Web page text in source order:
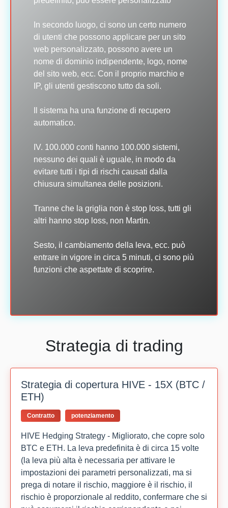
In secondo luogo, ci sono un certo numero
di utenti che possono applicare per un sito
web personalizzato, possono avere un
nome di dominio indipendente, logo, nome
del sito web, ecc. Con il proprio marchio e
IP, gli utenti gestiscono tutto da soli.
Il sistema ha una funzione di recupero
automatico.
IV. 100.000 conti hanno 100.000 sistemi,
nessuno dei quali è uguale, in modo da
evitare tutti i tipi di rischi causati dalla
chiusura simultanea delle posizioni.
Tranne che la griglia non è stop loss, tutti gli
altri hanno stop loss, non Martin.
Sesto, il cambiamento della leva, ecc. può
entrare in vigore in circa 5 minuti, ci sono più
funzioni che aspettate di scoprire.
Strategia di trading
Strategia di copertura HIVE - 15X (BTC /
ETH)
Contratto potenziamento
HIVE Hedging Strategy - Migliorato, che copre solo
BTC e ETH. La leva predefinita è di circa 15 volte
(la leva più alta è necessaria per attivare le
impostazioni dei parametri personalizzati, ma si
prega di notare il rischio, maggiore è il rischio, il
rischio è proporzionale al reddito, confermare che si